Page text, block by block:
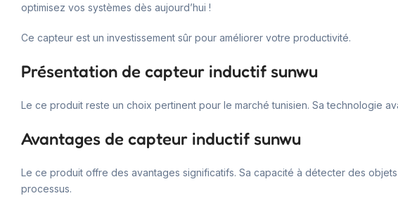
optimisez vos systèmes dès aujourd’hui !
Ce capteur est un investissement sûr pour améliorer votre productivité.
Présentation de capteur inductif sunwu
Le ce produit reste un choix pertinent pour le marché tunisien. Sa technologie
Avantages de capteur inductif sunwu
Le ce produit offre des avantages significatifs. Sa capacité à détecter des
processus.